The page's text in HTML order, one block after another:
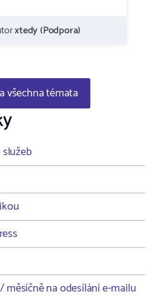
xtedy (Podpora)
všechna témata
měsíčně na odesílání e-mailu